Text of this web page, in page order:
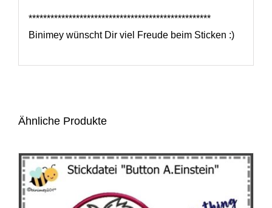
**************************************************
Binimey wünscht Dir viel Freude beim Sticken :)
Ähnliche Produkte